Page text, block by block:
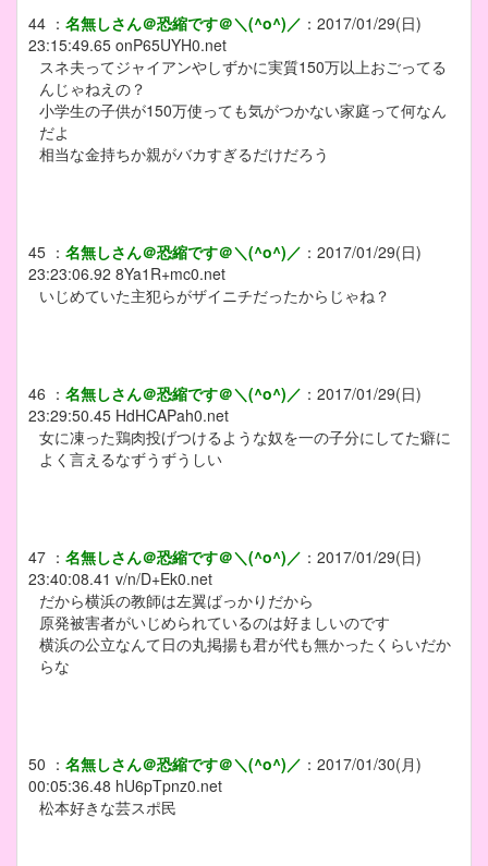
44 ： 名無しさん＠恐縮です＠＼(^o^)／ ： 2017/01/29(日)
23:15:49.65 onP65UYH0.net
スネ夫ってジャイアンやしずかに実質150万以上おごってる
んじゃねえの？
小学生の子供が150万使っても気がつかない家庭って何なん
だよ
相当な金持ちか親がバカすぎるだけだろう
45 ： 名無しさん＠恐縮です＠＼(^o^)／ ： 2017/01/29(日)
23:23:06.92 8Ya1R+mc0.net
いじめていた主犯らがザイニチだったからじゃね？
46 ： 名無しさん＠恐縮です＠＼(^o^)／ ： 2017/01/29(日)
23:29:50.45 HdHCAPah0.net
女に凍った鶏肉投げつけるような奴を一の子分にしてた癖に
よく言えるなずうずうしい
47 ： 名無しさん＠恐縮です＠＼(^o^)／ ： 2017/01/29(日)
23:40:08.41 v/n/D+Ek0.net
だから横浜の教師は左翼ばっかりだから
原発被害者がいじめられているのは好ましいのです
横浜の公立なんて日の丸掲揚も君が代も無かったくらいだか
らな
50 ： 名無しさん＠恐縮です＠＼(^o^)／ ： 2017/01/30(月)
00:05:36.48 hU6pTpnz0.net
松本好きな芸スポ民